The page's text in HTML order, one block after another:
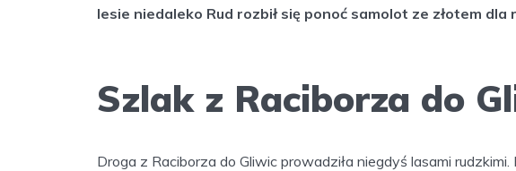
lesie niedaleko Rud rozbił się ponoć samolot ze złotem
Szlak z Raciborza do
Droga z Raciborza do Gliwic prowadziła niegdyś lasami rudzkimi.